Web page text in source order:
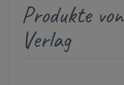
Produkte
Verlag